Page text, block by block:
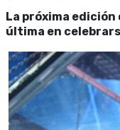
La próxima edición
última en